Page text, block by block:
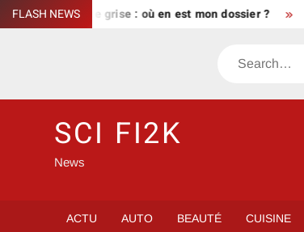
Skip
to
FLASH NEWS
Suivi de la carte grise : où en est mon dossier ?
Search
SCI FI2K
News
ACTU AUTO BEAUTÉ CUISINE